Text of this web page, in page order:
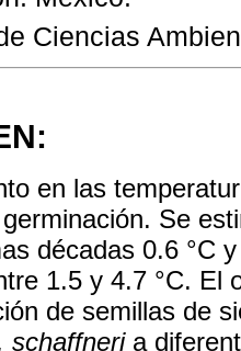
Ciencias
en las
Se
décadas 0.6 °C
1.5 y 4.7 °C. El
de semillas de
schaffneria